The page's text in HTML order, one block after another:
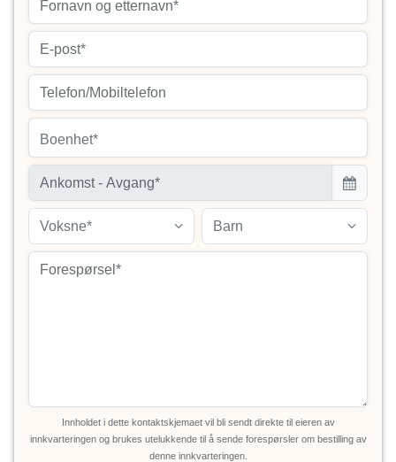
Boenhet*
Voksne* Barn
Innholdet i dette kontaktskjemaet vil bli sendt direkte til eieren av
innkvarteringen og brukes utelukkende til å sende forespørsler om bestilling av
denne innkvarteringen.